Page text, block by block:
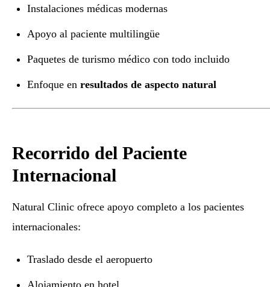
Instalaciones médicas modernas
Apoyo al paciente multilingüe
Paquetes de turismo médico con todo incluido
Enfoque enresultados de aspecto natural
Recorrido del Paciente
Internacional
Natural Clinic ofrece apoyo completo a los pacientes
internacionales:
Traslado desde el aeropuerto